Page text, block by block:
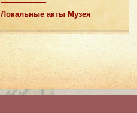
Локальные акты Музея